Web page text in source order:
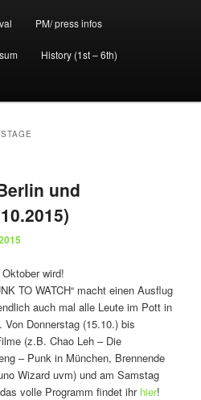
PM/ press infos
History (1st – 6th)
und
wird!
TO WATCH“ macht einen Ausflug
auch mal alle Leute im Pott in
Donnerstag (15.10.) bis
(z.B. Chao Leh – Die
– Punk in München, Brennende
Wizard uvm) und am Samstag
volle Programm findet ihr hier!